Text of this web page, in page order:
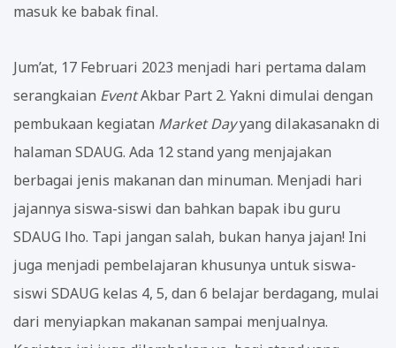
masuk ke babak final.
Jum’at, 17 Februari 2023 menjadi hari pertama dalam
serangkaian EventAkbar Part 2. Yakni dimulai dengan
pembukaan kegiatan Market Dayyang dilakasanakn di
halaman SDAUG. Ada 12 stand yang menjajakan
berbagai jenis makanan dan minuman. Menjadi hari
jajannya siswa-siswi dan bahkan bapak ibu guru
SDAUG lho. Tapi jangan salah, bukan hanya jajan! Ini
juga menjadi pembelajaran khusunya untuk siswa-
siswi SDAUG kelas 4, 5, dan 6 belajar berdagang, mulai
dari menyiapkan makanan sampai menjualnya.